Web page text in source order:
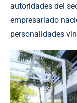
autoridades del
empresariado
personalidades